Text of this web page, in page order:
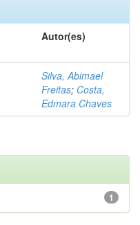
Autor(es)
Silva, Abimael
Freitas; Costa,
Edmara Chaves
1